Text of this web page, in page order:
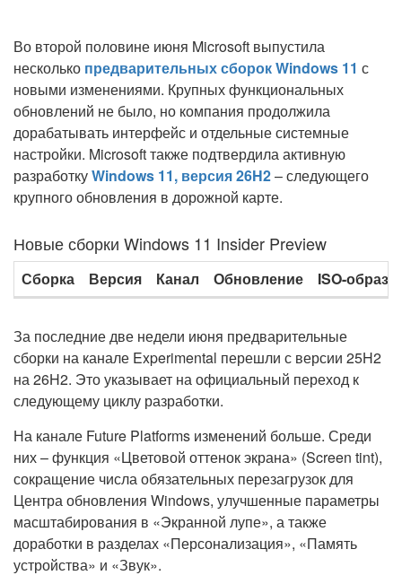
Во второй половине июня Microsoft выпустила
несколько предварительных сборок Windows 11 с
новыми изменениями. Крупных функциональных
обновлений не было, но компания продолжила
дорабатывать интерфейс и отдельные системные
настройки. Microsoft также подтвердила активную
разработкуWindows 11, версия 26H2– следующего
крупного обновления в дорожной карте.
Новые сборки Windows 11 Insider Preview
Сборка Версия Канал Обновление ISO-образы
За последние две недели июня предварительные
сборки на канале Experimental перешли с версии 25H2
на 26H2. Это указывает на официальный переход к
следующему циклу разработки.
На канале Future Platforms изменений больше. Среди
них – функция «Цветовой оттенок экрана» (Screen tint),
сокращение числа обязательных перезагрузок для
Центра обновления Windows, улучшенные параметры
масштабирования в «Экранной лупе», а также
доработки в разделах «Персонализация», «Память
устройства» и «Звук».